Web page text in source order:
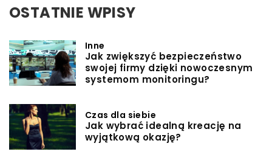
OSTATNIE WPISY
Inne
Jak zwiększyć bezpieczeństwo
swojej firmy dzięki nowoczesnym
systemom monitoringu?
Czas dla siebie
Jak wybrać idealną kreację na
wyjątkową okazję?